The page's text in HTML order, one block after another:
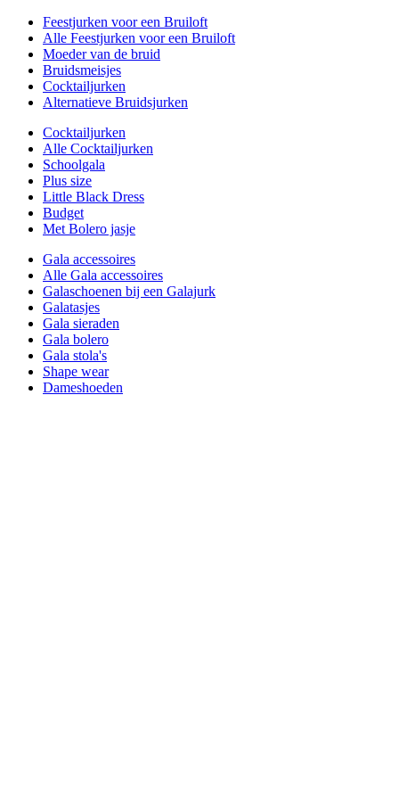
Feestjurken voor een Bruiloft
Alle Feestjurken voor een Bruiloft
Moeder van de bruid
Bruidsmeisjes
Cocktailjurken
Alternatieve Bruidsjurken
Cocktailjurken
Alle Cocktailjurken
Schoolgala
Plus size
Little Black Dress
Budget
Met Bolero jasje
Gala accessoires
Alle Gala accessoires
Galaschoenen bij een Galajurk
Galatasjes
Gala sieraden
Gala bolero
Gala stola's
Shape wear
Dameshoeden